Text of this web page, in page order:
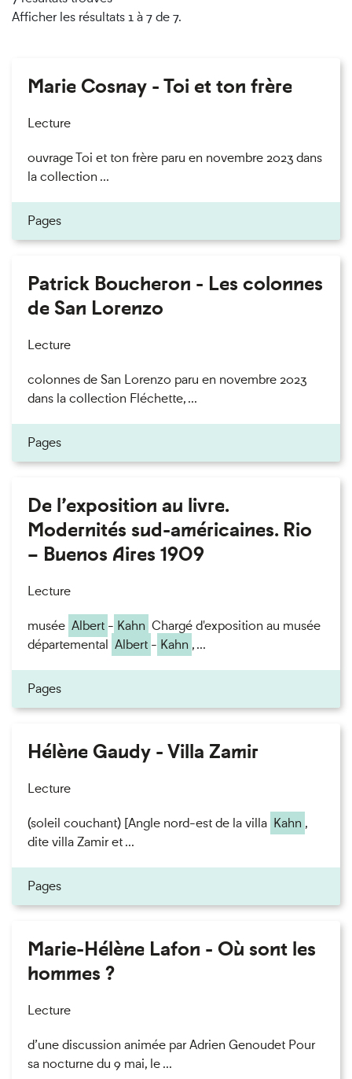
Afficher les résultats 1 à 7 de 7.
Marie Cosnay - Toi et ton frère
Lecture
ouvrage Toi et ton frère paru en novembre 2023 dans
la collection ...
Pages
Patrick Boucheron - Les colonnes
de San Lorenzo
Lecture
colonnes de San Lorenzo paru en novembre 2023
dans la collection Fléchette, ...
Pages
De l’exposition au livre.
Modernités sud-américaines. Rio
– Buenos Aires 1909
Lecture
musée Albert - Kahn Chargé d'exposition au musée
départemental Albert - Kahn , ...
Pages
Hélène Gaudy - Villa Zamir
Lecture
(soleil couchant) [Angle nord-est de la villa Kahn ,
dite villa Zamir et ...
Pages
Marie-Hélène Lafon - Où sont les
hommes ?
Lecture
d’une discussion animée par Adrien Genoudet Pour
sa nocturne du 9 mai, le ...